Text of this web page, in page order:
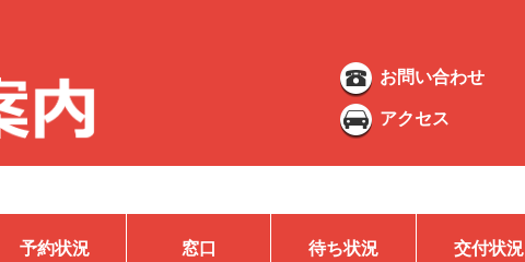
お問い合わせ
アクセス
予約状況
窓口
待ち状況
交付状況